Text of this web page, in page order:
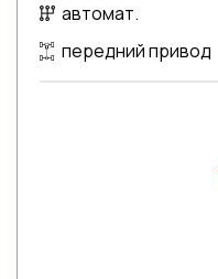
автомат.
передний привод